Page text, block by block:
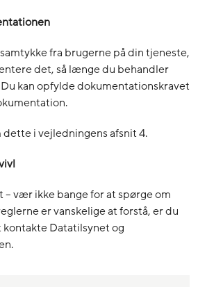
fra brugerne på din tjeneste,
det, så længe du behandler
kan opfylde dokumentationskravet
i vejledningens afsnit 4.
– vær ikke bange for at spørge om
er vanskelige at forstå, er du
Datatilsynet og